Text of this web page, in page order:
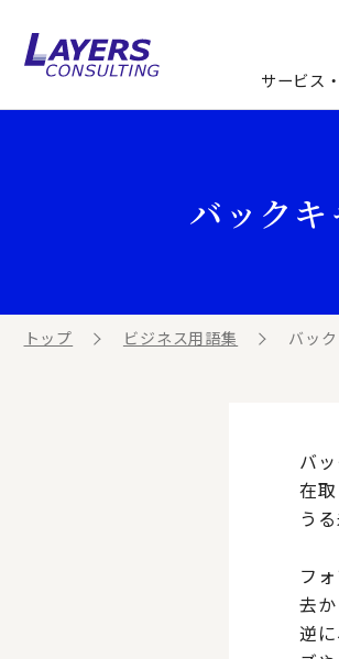
サービス
コンサルティ
コラム
ビジネステー
お知らせ
バック
トップ ビジネス用語集 バッ
バ
在
う
フ
去
逆